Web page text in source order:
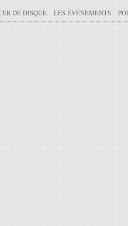
DE DISQUE LES ÉVÉNEMENTS